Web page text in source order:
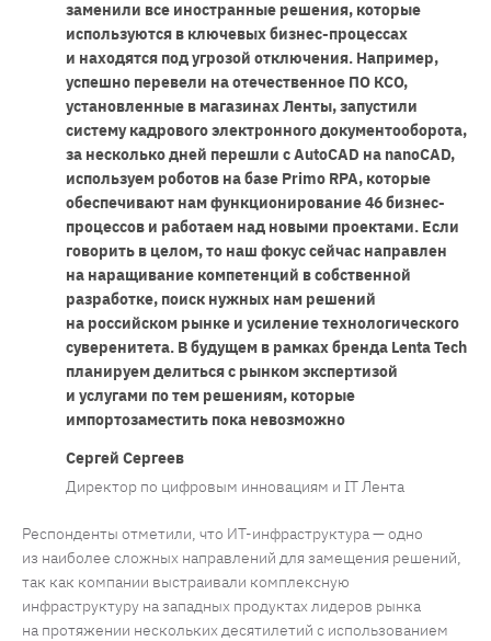
заменили все иностранные решения, которые
используются в ключевых бизнес-процессах
и находятся под угрозой отключения. Например,
успешно перевели на отечественное ПО КСО,
установленные в магазинах Ленты, запустили
систему кадрового электронного документооборота,
за несколько дней перешли с AutoCAD на nanoCAD,
используем роботов на базе Primo RPA, которые
обеспечивают нам функционирование 46 бизнес-
процессов и работаем над новыми проектами. Если
говорить в целом, то наш фокус сейчас направлен
на наращивание компетенций в собственной
разработке, поиск нужных нам решений
на российском рынке и усиление технологического
суверенитета. В будущем в рамках бренда Lenta Tech
планируем делиться с рынком экспертизой
и услугами по тем решениям, которые
импортозаместить пока невозможно
Сергей Сергеев
Директор по цифровым инновациям и IT Лента
Респонденты отметили, что ИТ-инфраструктура — одно
из наиболее сложных направлений для замещения решений,
так как компании выстраивали комплексную
инфраструктуру на западных продуктах лидеров рынка
на протяжении нескольких десятилетий с использованием